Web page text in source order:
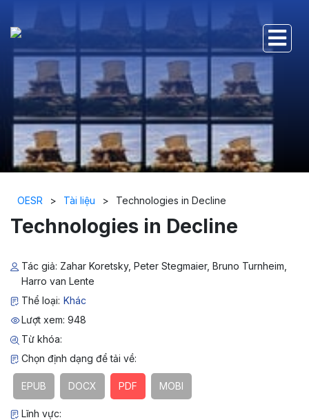
OESR > Tài liệu > Technologies in Decline
Technologies in Decline
Tác giả: Zahar Koretsky, Peter Stegmaier, Bruno Turnheim,
Harro van Lente
Thể loại: Khác
Lượt xem: 948
Từ khóa:
Chọn định dạng để tải về:
EPUB DOCX PDF MOBI
Lĩnh vực: